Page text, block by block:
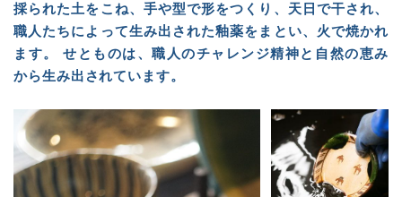
採られた土をこね、手や型で形をつくり、天日で干され、
職人たちによって生み出された釉薬をまとい、火で焼かれ
ます。 せとものは、職人のチャレンジ精神と自然の恵み
から生み出されています。